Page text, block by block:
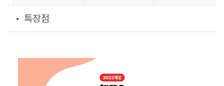
특장점